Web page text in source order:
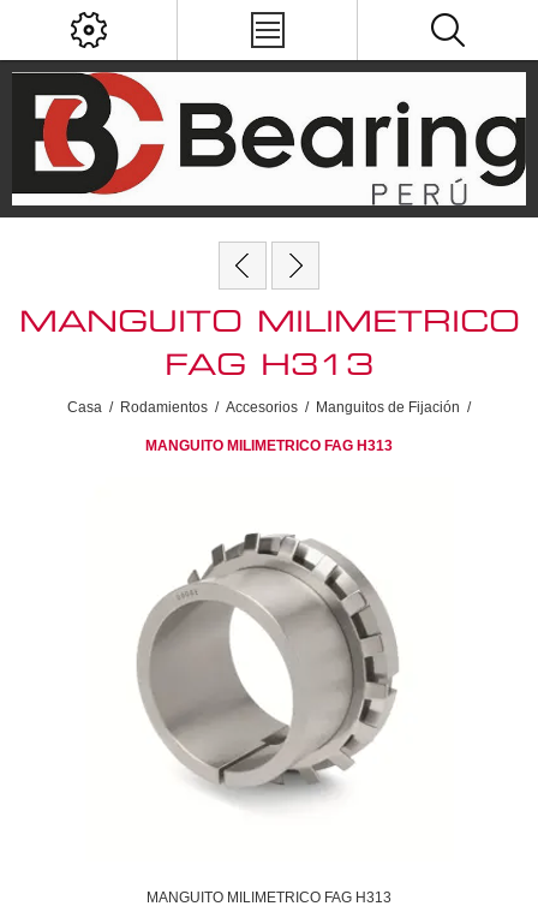
MANGUITO MILIMETRICO
FAG H313
Casa / Rodamientos / Accesorios / Manguitos de Fijación /
MANGUITO MILIMETRICO FAG H313
MANGUITO MILIMETRICO FAG H313